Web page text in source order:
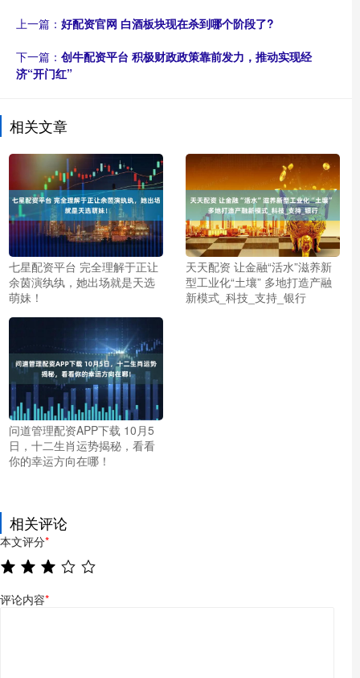
上一篇： 好配资官网 白酒板块现在杀到哪个阶段了?
下一篇： 创牛配资平台 积极财政政策靠前发力，推动实现经
济“开门红”
相关文章
七星配资平台 完全理解于正让
余茵演纨纨，她出场就是天选
萌妹！
天天配资 让金融“活水”滋养新
型工业化“土壤” 多地打造产融
新模式_科技_支持_银行
问道管理配资APP下载 10月5
日，十二生肖运势揭秘，看看
你的幸运方向在哪！
相关评论
本文评分*
评论内容*